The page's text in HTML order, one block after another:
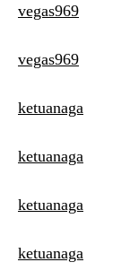
vegas969
vegas969
ketuanaga
ketuanaga
ketuanaga
ketuanaga